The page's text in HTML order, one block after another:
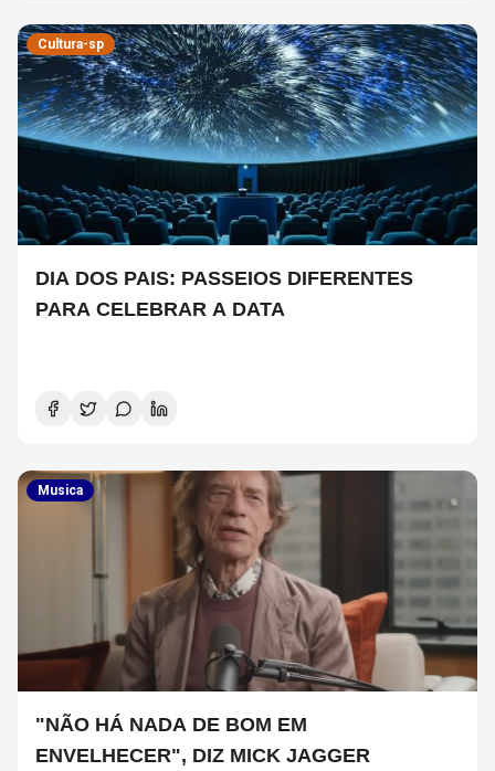
Cultura-sp
DIA DOS PAIS: PASSEIOS DIFERENTES
PARA CELEBRAR A DATA
Musica
"NÃO HÁ NADA DE BOM EM
ENVELHECER", DIZ MICK JAGGER